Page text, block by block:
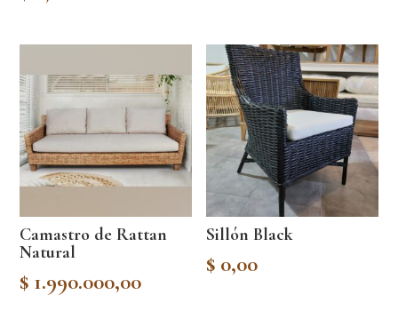
Camastro de Rattan
Natural
$ 1.990.000,00
Sillón Black
$ 0,00